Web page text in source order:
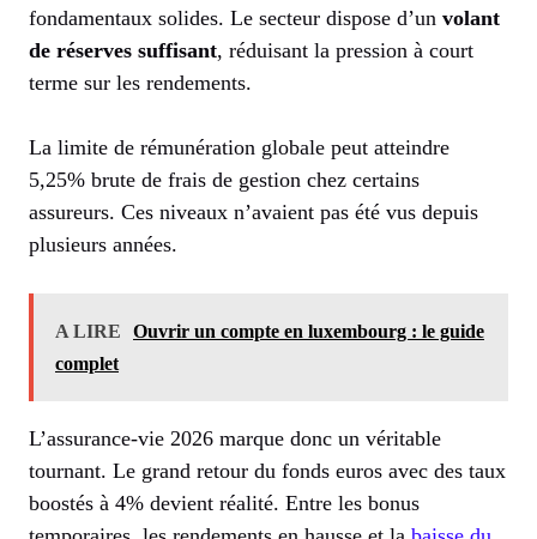
fondamentaux solides. Le secteur dispose d’un volant
de réserves suffisant, réduisant la pression à court
terme sur les rendements.
La limite de rémunération globale peut atteindre
5,25% brute de frais de gestion chez certains
assureurs. Ces niveaux n’avaient pas été vus depuis
plusieurs années.
A LIRE
Ouvrir un compte en luxembourg : le guide
complet
L’assurance-vie 2026 marque donc un véritable
tournant. Le grand retour du fonds euros avec des taux
boostés à 4% devient réalité. Entre les bonus